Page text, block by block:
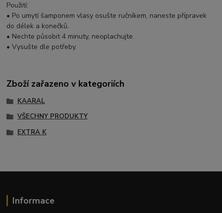
Použití:
• Po umytí šamponem vlasy osušte ručníkem, naneste přípravek
do délek a konečků.
• Nechte působit 4 minuty, neoplachujte.
• Vysušte dle potřeby.
Zboží zařazeno v kategoriích
KAARAL
VŠECHNY PRODUKTY
EXTRA K
Informace